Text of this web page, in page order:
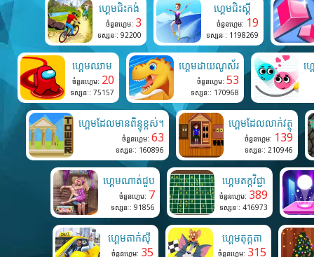
ហ្គេមជិះកង់
ចំនួនហ្គេម: 3
ទស្សនៈ: 92200
ហ្គេមជិះស្គី
ចំនួនហ្គេម: 19
ទស្សនៈ: 1198269
ហ្គេមឈាម
ចំនួនហ្គេម: 20
ទស្សនៈ: 75157
ហ្គេមដាយណូស័រ
ចំនួនហ្គេម: 53
ទស្សនៈ: 170968
ហ្
ហ្គេមដែលមានពិន្ទុខ្ពស់។
ចំនួនហ្គេម: 63
ទស្សនៈ: 160896
ហ្គេមដែលលាក់វត្ថុ
ចំនួនហ្គេម: 139
ទស្សនៈ: 210946
ហ្គេមណាត់ជួប
ចំនួនហ្គេម: 7
ទស្សនៈ: 91856
ហ្គេមតក្កវិជ្ជា
ចំនួនហ្គេម: 389
ទស្សនៈ: 416973
ហ្គេមតាក់ស៊ី
ចំនួនហ្គេម: 35
ហ្គេមតុក្កតា
ចំនួនហ្គេម: 315